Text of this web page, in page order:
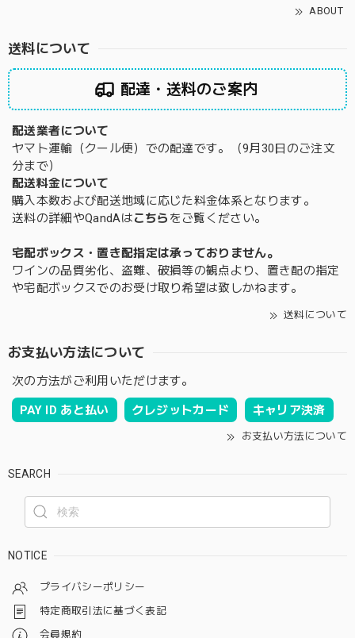
ABOUT
送料について
配達・送料のご案内
配送業者について
ヤマト運輸（クール便）での配達です。（9月30日のご注文
分まで）
配送料金について
購入本数および配送地域に応じた料金体系となります。
送料の詳細やQandAはこちら をご覧ください。
宅配ボックス・置き配指定は承っておりません。
ワインの品質劣化、盗難、破損等の観点より、置き配の指定
や宅配ボックスでのお受け取り希望は致しかねます。
送料について
お支払い方法について
次の方法がご利用いただけます。
PAY ID あと払い クレジットカード キャリア決済
お支払い方法について
SEARCH
NOTICE
プライバシーポリシー
特定商取引法に基づく表記
会員規約